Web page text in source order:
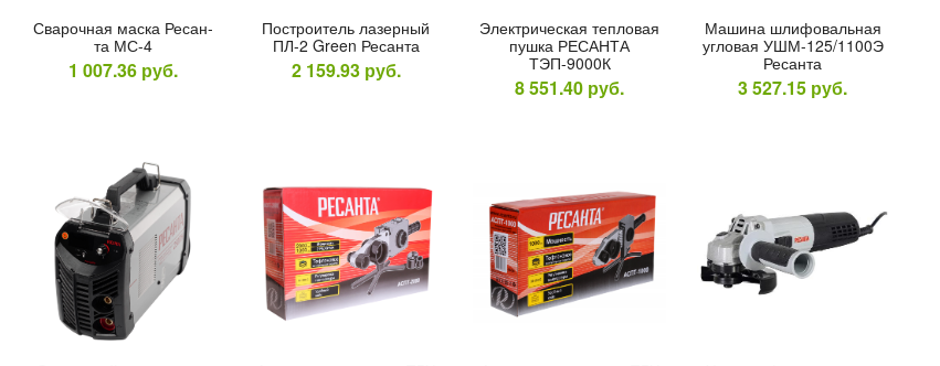
Электроды
сварочные GOODEL
Проволока
Сва­роч­ная мас­ка Ре­сан­
та МС-4
1 007.36 руб.
Пос­тро­итель ла­зер­ный
ПЛ-2 Green Ре­сан­та
2 159.93 руб.
Элек­три­чес­кая теп­ло­вая
пуш­ка РЕ­САН­ТА
ТЭП-9000К
8 551.40 руб.
Ма­шина шли­фоваль­ная
уг­ло­вая УШМ-125/1100Э
Ре­сан­та
3 527.15 руб.